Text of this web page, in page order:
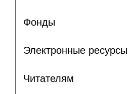
Фонды
Электронные ресурсы
Читателям